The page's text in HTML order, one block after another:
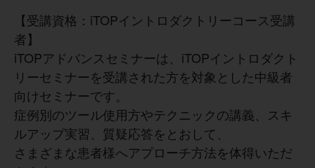
【受講資格：iTOPイントロダクトリーコース受講
者】
iTOPアドバンスセミナーは、iTOPイントロダクト
リーセミナーを受講された方を対象とした中級者
向けセミナーです。
症例別のツール使用方やテクニックの講義、スキ
ルアップ実習、質疑応答をとおして、
さまざまな患者様へアプローチ方法を体得いただ